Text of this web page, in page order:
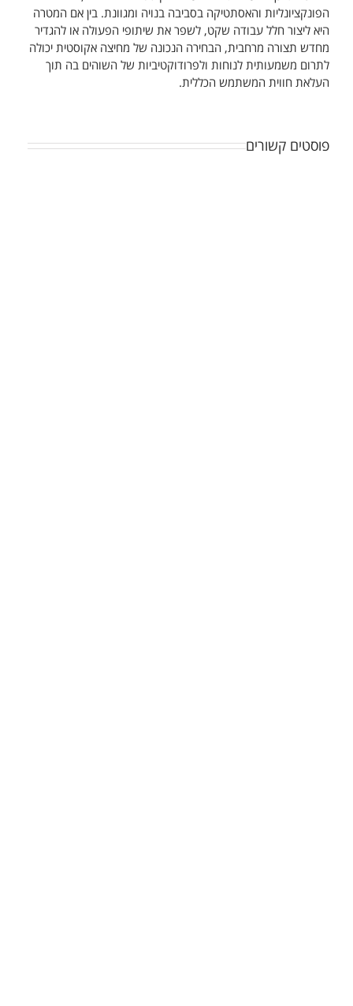
הפונקציונליות והאסתטיקה בסביבה בנויה ומגוונת. בין אם המטרה
היא ליצור חלל עבודה שקט, לשפר את שיתופי הפעולה או להגדיר
מחדש תצורה מרחבית, הבחירה הנכונה של מחיצה אקוסטית יכולה
לתרום משמעותית לנוחות ולפרודוקטיביות של השוהים בה תוך
העלאת חווית המשתמש הכללית.
פוסטים קשורים